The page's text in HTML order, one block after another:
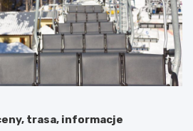
trasa, informacje